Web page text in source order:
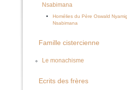
Nsabimana
Homélies du Père Oswald
Nsabimana
Famille cistercienne
Le monachisme
Ecrits des frères